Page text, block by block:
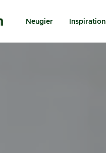
Neugier Inspiration